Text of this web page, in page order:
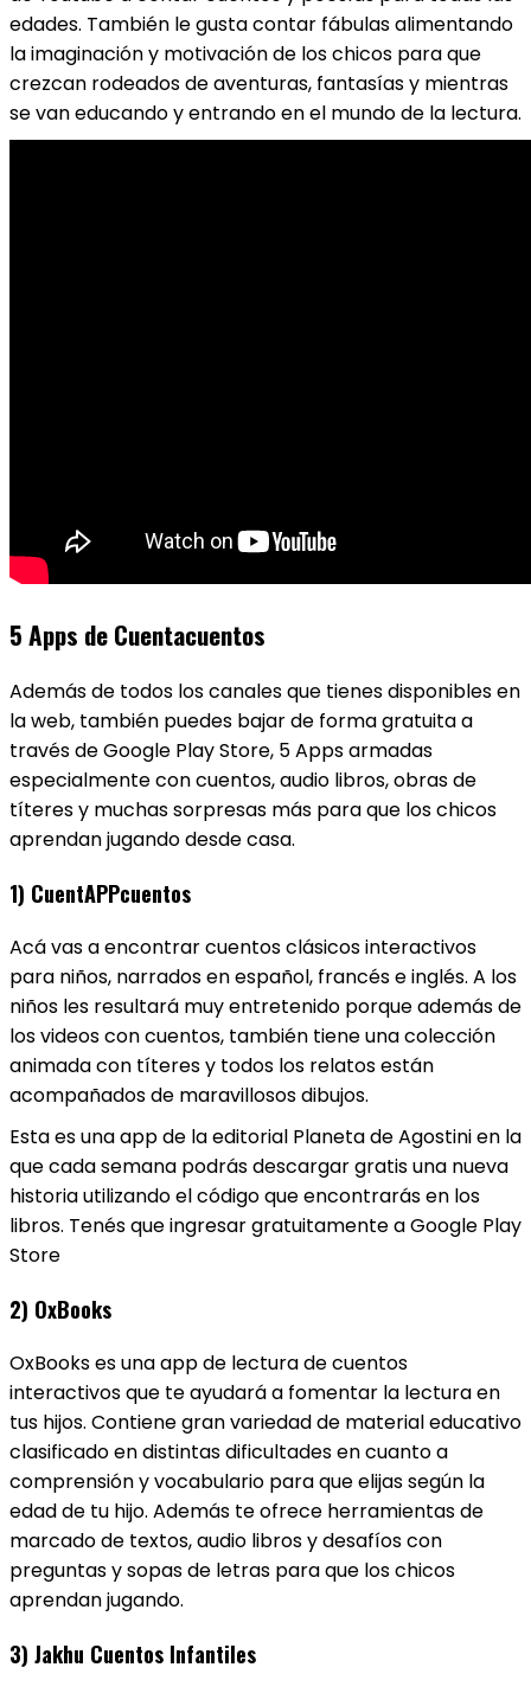
edades. También le gusta contar fábulas alimentando
la imaginación y motivación de los chicos para que
crezcan rodeados de aventuras, fantasías y mientras
se van educando y entrando en el mundo de la lectura.
5 Apps de Cuentacuentos
Además de todos los canales que tienes disponibles en
la web, también puedes bajar de forma gratuita a
través de Google Play Store, 5 Apps armadas
especialmente con cuentos, audio libros, obras de
títeres y muchas sorpresas más para que los chicos
aprendan jugando desde casa.
1) CuentAPPcuentos
Acá vas a encontrar cuentos clásicos interactivos
para niños, narrados en español, francés e inglés. A los
niños les resultará muy entretenido porque además de
los videos con cuentos, también tiene una colección
animada con títeres y todos los relatos están
acompañados de maravillosos dibujos.
Esta es una app de la editorial Planeta de Agostini en la
que cada semana podrás descargar gratis una nueva
historia utilizando el código que encontrarás en los
libros. Tenés que ingresar gratuitamente a Google Play
Store
2) OxBooks
OxBooks es una app de lectura de cuentos
interactivos que te ayudará a fomentar la lectura en
tus hijos. Contiene gran variedad de material educativo
clasificado en distintas dificultades en cuanto a
comprensión y vocabulario para que elijas según la
edad de tu hijo. Además te ofrece herramientas de
marcado de textos, audio libros y desafíos con
preguntas y sopas de letras para que los chicos
aprendan jugando.
3) Jakhu Cuentos Infantiles